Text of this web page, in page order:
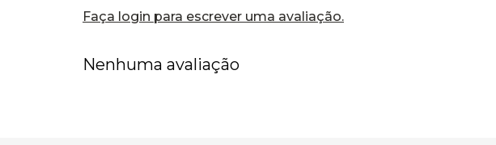
Faça login para escrever uma avaliação.
Nenhuma avaliação